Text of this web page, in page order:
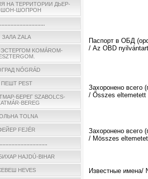
НА ТЕРРИТОРИИ ДЬЕР-
ШОПРОН
ЗАЛА ZALA
KOMÁROM-
NÓGRÁD
ПЕШТ PEST
БЕРЕГ SZABOLCS-
BEREG
TOLNA
FEJÉR
HAJDÚ-BIHAR
HEVES
Паспорт в ОБД
/ Az OBD
Захоронено всего
/ Ősszes eltemetett
Захоронено всего
/ Мösszes
Известные имена/